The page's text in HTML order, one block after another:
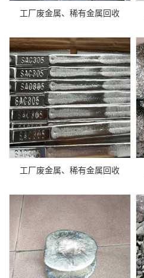
工厂废金属、稀有金属回收
工厂废金属、稀有金属回收